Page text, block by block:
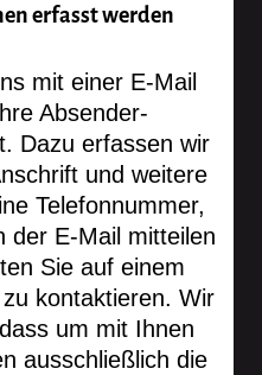
erfasst werden
mit einer E-Mail
Absender-
Dazu erfassen wir
und weitere
Telefonnummer,
der E-Mail mitteilen
Sie auf einem
kontaktieren. Wir
um mit Ihnen
ausschließlich die